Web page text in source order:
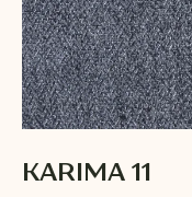
KARIMA 11